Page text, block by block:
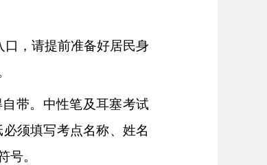
口，请提前准备好居民身
带。中性笔及耳塞考试
须填写考点名称、姓名
号。